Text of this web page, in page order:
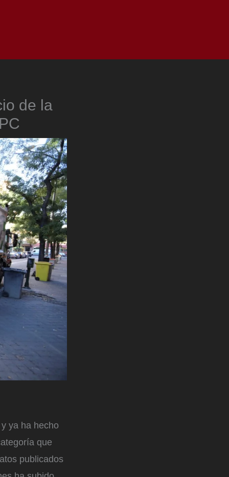
de la
ya ha hecho
que
publicados